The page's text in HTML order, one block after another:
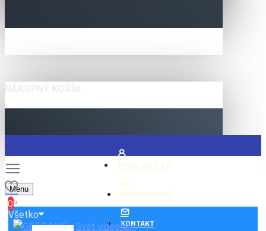
PRIHLÁSIŤ SA
REGISTROVAŤ
KONTAKT
Menu
0
Všetko